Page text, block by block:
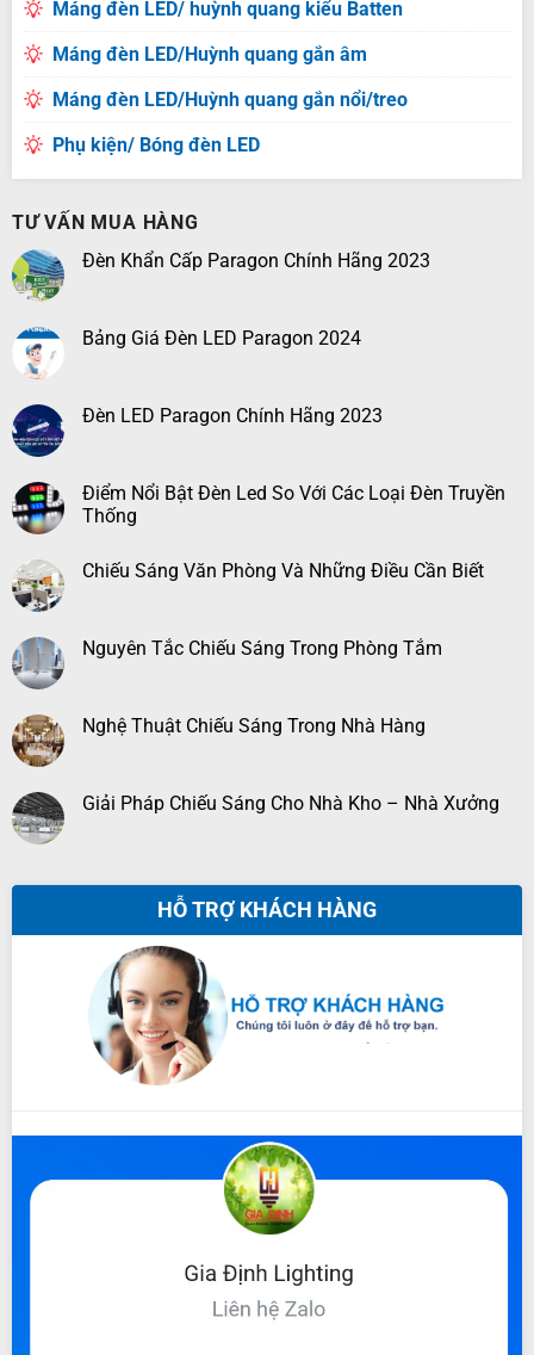
Máng đèn LED/ huỳnh quang kiểu Batten
Máng đèn LED/Huỳnh quang gắn âm
Máng đèn LED/Huỳnh quang gắn nổi/treo
Phụ kiện/ Bóng đèn LED
TƯ VẤN MUA HÀNG
Đèn Khẩn Cấp Paragon Chính Hãng 2023
Bảng Giá Đèn LED Paragon 2024
Đèn LED Paragon Chính Hãng 2023
Điểm Nổi Bật Đèn Led So Với Các Loại Đèn Truyền
Thống
Chiếu Sáng Văn Phòng Và Những Điều Cần Biết
Nguyên Tắc Chiếu Sáng Trong Phòng Tắm
Nghệ Thuật Chiếu Sáng Trong Nhà Hàng
Giải Pháp Chiếu Sáng Cho Nhà Kho – Nhà Xưởng
HỖ TRỢ KHÁCH HÀNG